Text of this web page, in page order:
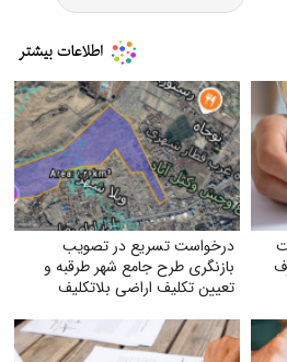
درخواست تسریع در تصویب
بازنگری طرح جامع شهر طرقبه و
تعیین تکلیف اراضی بلاتکلیف